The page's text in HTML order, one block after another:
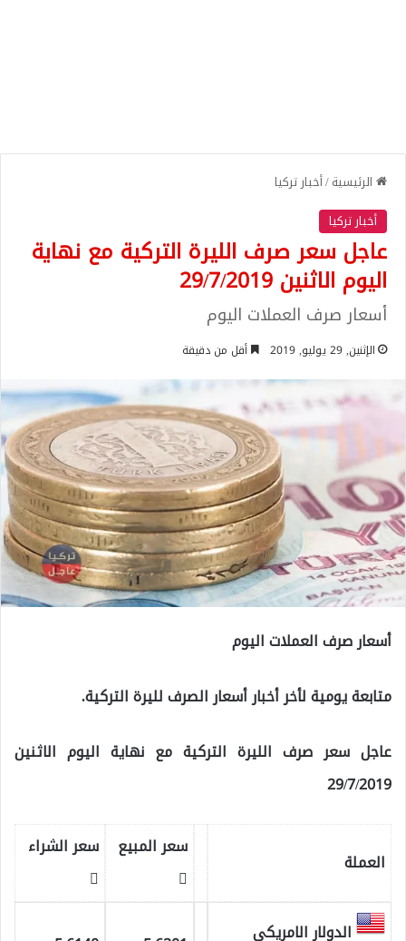
الرئيسية/أخبار تركيا
أخبار تركيا
عاجل سعر صرف الليرة التركية مع نهاية
اليوم الاثنين 29/7/2019
أسعار صرف العملات اليوم
الإثنين, 29 يوليو, 2019 أقل من دقيقة
أسعار صرف العملات اليوم
متابعة يومية لأخر أخبار أسعار الصرف لليرة التركية.
عاجل سعر صرف الليرة التركية مع نهاية اليوم الاثنين
29/7/2019
العملة
سعر المبيع سعر الشراء
الدولار الامريكي